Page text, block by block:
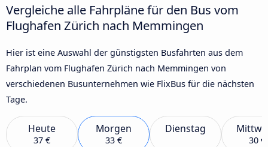
Vergleiche alle Fahrpläne für den Bus vom
Flughafen Zürich nach Memmingen
Hier ist eine Auswahl der günstigsten Busfahrten aus dem
Fahrplan vom Flughafen Zürich nach Memmingen von
verschiedenen Busunternehmen wie FlixBus für die nächsten
Tage.
Heute
37 €
Morgen
33 €
Dienstag
30 €